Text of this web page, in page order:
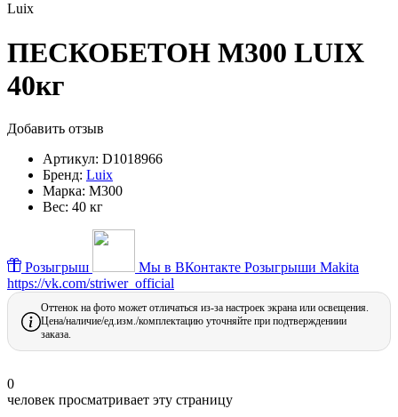
Luix
ПЕСКОБЕТОН М300 LUIX
40кг
Добавить отзыв
Артикул: D1018966
Бренд: Luix
Марка: М300
Вес: 40 кг
Розыгрыш Мы в ВКонтакте Розыгрыши Makita
https://vk.com/striwer_official
Оттенок на фото может отличаться из-за настроек экрана или освещения.
Цена/наличие/ед.изм./комплектацию уточняйте при подтверждениии
заказа.
0
человек просматривает эту страницу